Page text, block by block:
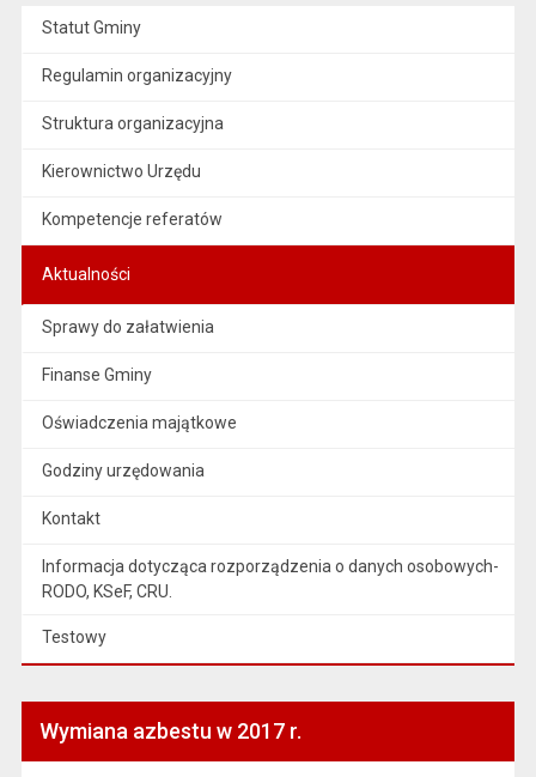
Statut Gminy
Regulamin organizacyjny
Struktura organizacyjna
Kierownictwo Urzędu
Kompetencje referatów
Aktualności
Sprawy do załatwienia
Finanse Gminy
Oświadczenia majątkowe
Godziny urzędowania
Kontakt
Informacja dotycząca rozporządzenia o danych osobowych-
RODO, KSeF, CRU.
Testowy
Wymiana azbestu w 2017 r.